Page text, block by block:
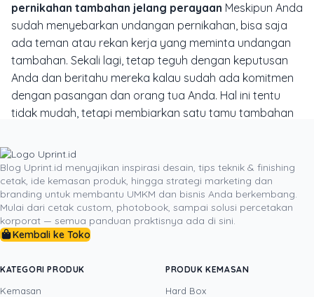
pernikahan tambahan jelang perayaan Meskipun Anda
sudah menyebarkan undangan pernikahan, bisa saja
ada teman atau rekan kerja yang meminta undangan
tambahan. Sekali lagi, tetap teguh dengan keputusan
Anda dan beritahu mereka kalau sudah ada komitmen
dengan pasangan dan orang tua Anda. Hal ini tentu
tidak mudah, tetapi membiarkan satu tamu tambahan
tamu-tamu tambahan lainnya.
pernikahan yang dapat mengakomodasi seluruh tamu
Anda dengan nyaman. Mengingat pesta pernikahan
adalah acara sakral, sebaiknya Anda mempersiapkan
segala sesuatunya dengan matang bahkan sejak jauh-
jauh hari. Disarankan agar Anda sudah menentukan
pernikahan agar alokasi dana dapat segera ditentukan.
Blog Uprint.id menyajikan inspirasi desain, tips teknik & finishing
cetak, ide kemasan produk, hingga strategi marketing dan
branding untuk membantu UMKM dan bisnis Anda berkembang.
Mulai dari cetak custom, photobook, sampai solusi percetakan
korporat — semua panduan praktisnya ada di sini.
Kembali ke Toko
KATEGORI PRODUK
Kemasan
PRODUK KEMASAN
Hard Box